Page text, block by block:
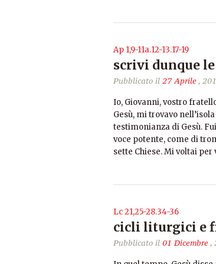
Ap 1,9-11a.12-13.17-19
scrivi dunque
Pubblicato il 27 Aprile,
Io, Giovanni, vostro
Gesù, mi trovavo
testimonianza di Gesù.
voce potente, come di
sette Chiese. Mi voltai per
Lc 21,25-28.34-36
cicli liturgici e
Pubblicato il 01 Dicembre,